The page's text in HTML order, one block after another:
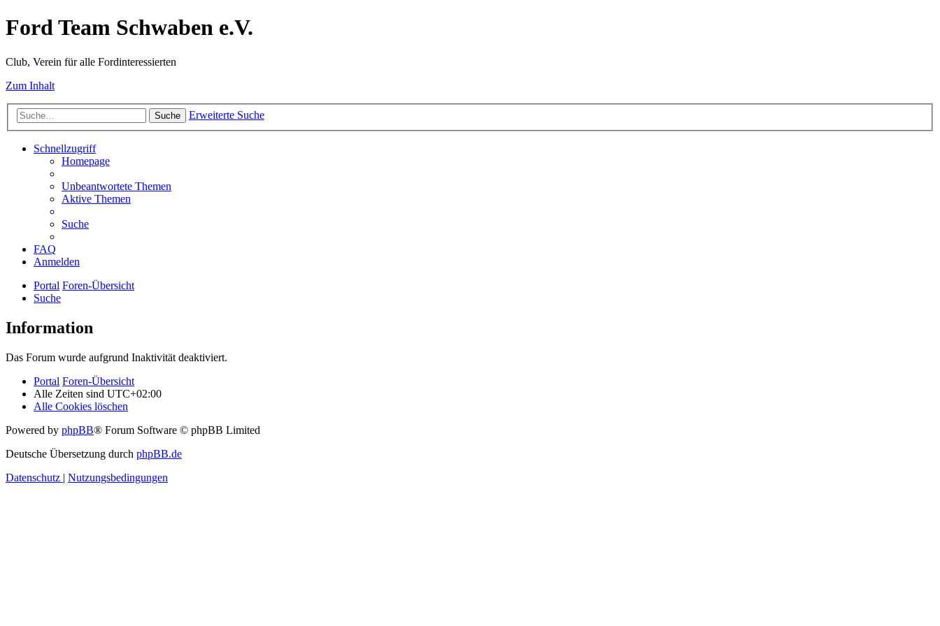
Ford Team Schwaben e.V.
Club, Verein für alle Fordinteressierten
Zum Inhalt
Suche Erweiterte Suche
Schnellzugriff
Homepage
Unbeantwortete Themen
Aktive Themen
Suche
FAQ
Anmelden
Portal Foren-Übersicht
Suche
Information
Das Forum wurde aufgrund Inaktivität deaktiviert.
Portal Foren-Übersicht
Alle Zeiten sind UTC+02:00
Alle Cookies löschen
Powered by phpBB® Forum Software © phpBB Limited
Deutsche Übersetzung durch phpBB.de
Datenschutz | Nutzungsbedingungen